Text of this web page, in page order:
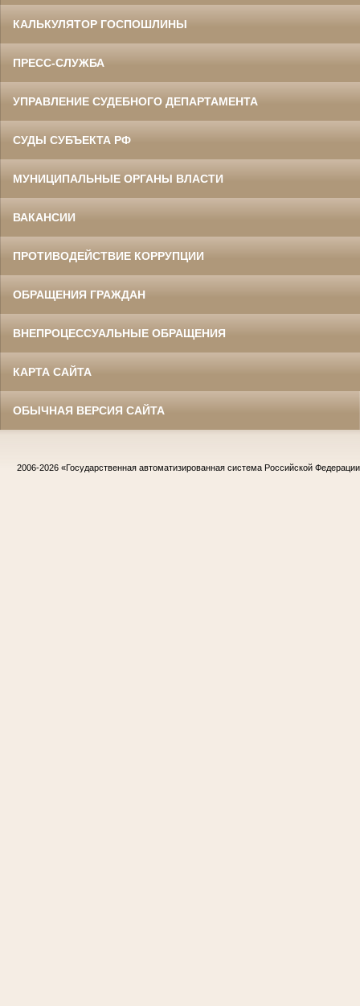
КАЛЬКУЛЯТОР ГОСПОШЛИНЫ
ПРЕСС-СЛУЖБА
УПРАВЛЕНИЕ СУДЕБНОГО ДЕПАРТАМЕНТА
СУДЫ СУБЪЕКТА РФ
МУНИЦИПАЛЬНЫЕ ОРГАНЫ ВЛАСТИ
ВАКАНСИИ
ПРОТИВОДЕЙСТВИЕ КОРРУПЦИИ
ОБРАЩЕНИЯ ГРАЖДАН
ВНЕПРОЦЕССУАЛЬНЫЕ ОБРАЩЕНИЯ
КАРТА САЙТА
ОБЫЧНАЯ ВЕРСИЯ САЙТА
2006-2026 «Государственная автоматизированная система Российской